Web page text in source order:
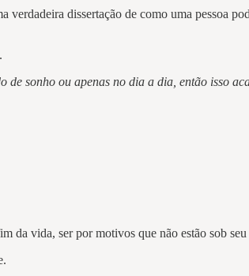
dissertação de como uma pessoa
sonho ou apenas no dia a dia, então isso
da vida, ser por motivos que não estão sob